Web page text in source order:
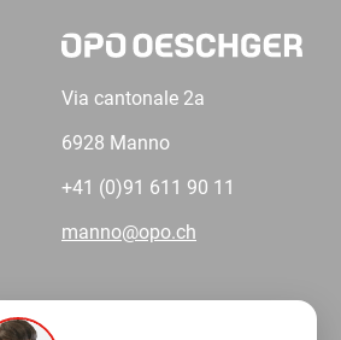
Via cantonale 2a
6928 Manno
+41 (0)91 611 90 11
manno@opo.ch